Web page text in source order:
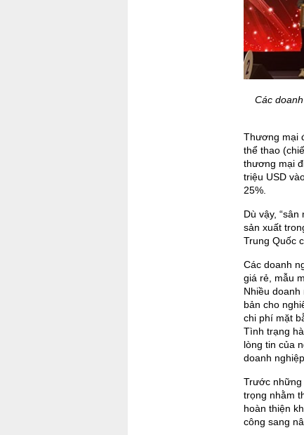
Các
Thương mại
thể thao
thương mại
triệu USD
25%.
Dù vậy,
sản xuất
Trung Quốc
Các doanh
giá rẻ, mẫu
Nhiều
bản cho
chi phí mặt
Tình trạng
lòng tin của
doanh
Trước những
trọng nhằm
hoàn thiện
công sang